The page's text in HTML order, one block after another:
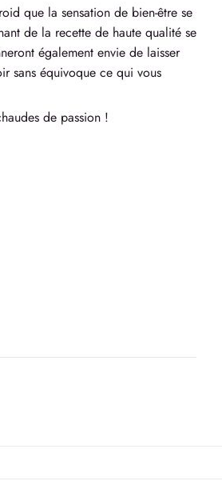
que la sensation de bien-être se
de la recette de haute qualité se
également envie de laisser
sans équivoque ce qui vous
de passion !